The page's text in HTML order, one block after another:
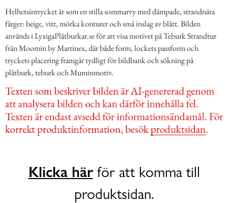
Helhetsintrycket är som en stilla sommarvy med dämpade, strandnära
färger: beige, vitt, mörka konturer och små inslag av blått. Bilden
används i LyxigaPlåtburkar.se för att visa motivet på Teburk Strandtur
från Moomin by Martinex, där både form, lockets passform och
tryckets placering framgår tydligt för bildbank och sökning på
plåtburk, teburk och Muminmotiv.
Klicka härför att komma till
produktsidan.